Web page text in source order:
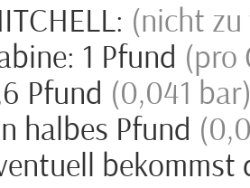
: (nicht
1 Pfund (pro
Pfund (0,041
halbes Pfund
bekommst